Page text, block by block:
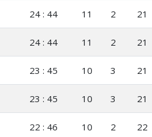
24 : 44 11 2 21
24 : 44 11 2 21
23 : 45 10 3 21
23 : 45 10 3 21
22 : 46 10 2 22